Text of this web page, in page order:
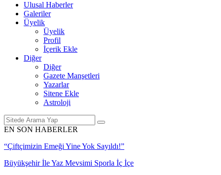
Ulusal Haberler
Galeriler
Üyelik
Üyelik
Profil
İçerik Ekle
Diğer
Diğer
Gazete Manşetleri
Yazarlar
Sitene Ekle
Astroloji
EN SON HABERLER
“Çiftçimizin Emeği Yine Yok Sayıldı!”
Büyükşehir İle Yaz Mevsimi Sporla İç İçe